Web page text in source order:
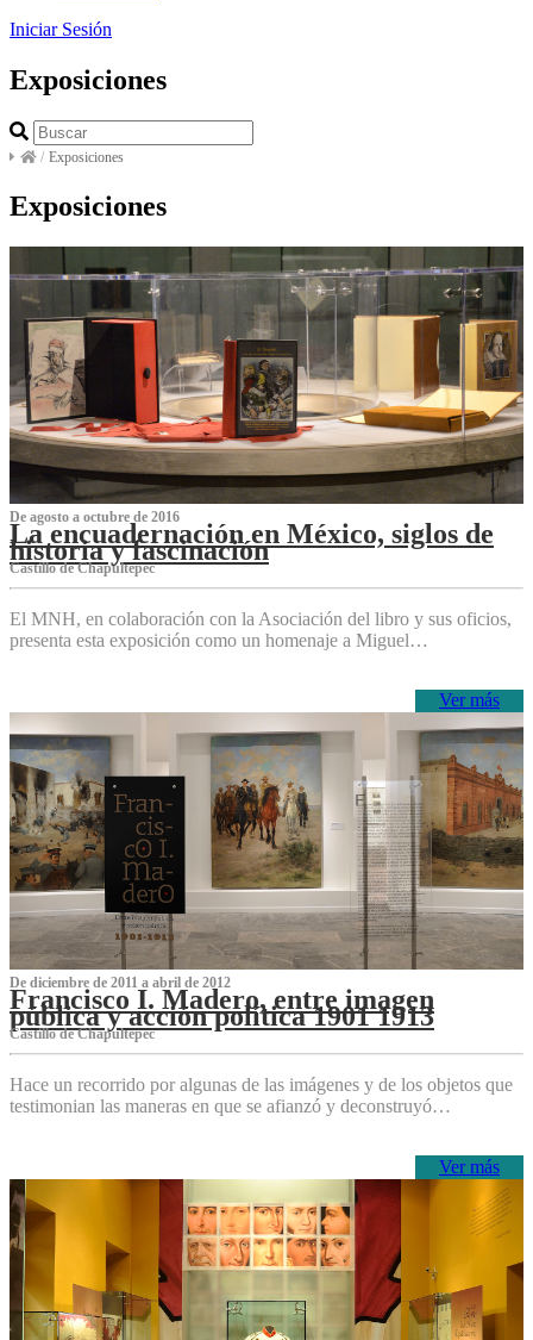
Iniciar Sesión
Exposiciones
/ Exposiciones
Exposiciones
De agosto a octubre de 2016
La encuadernación en México, siglos de
historia y fascinación
Castillo de Chapultepec
El MNH, en colaboración con la Asociación del libro y sus oficios,
presenta esta exposición como un homenaje a Miguel…
Ver más
De diciembre de 2011 a abril de 2012
Francisco I. Madero, entre imagen
pública y acción política 1901 1913
Castillo de Chapultepec
Hace un recorrido por algunas de las imágenes y de los objetos que
testimonian las maneras en que se afianzó y deconstruyó…
Ver más